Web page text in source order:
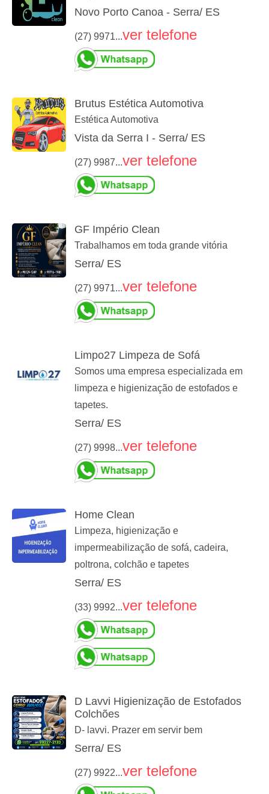
Novo Porto Canoa - Serra/ ES
(27) 9971...ver telefone
Brutus Estética Automotiva
Estética Automotiva
Vista da Serra I - Serra/ ES
(27) 9987...ver telefone
GF Império Clean
Trabalhamos em toda grande vitória
Serra/ ES
(27) 9971...ver telefone
Limpo27 Limpeza de Sofá
Somos uma empresa especializada em
limpeza e higienização de estofados e
tapetes.
Serra/ ES
(27) 9998...ver telefone
Home Clean
Limpeza, higienização e
impermeabilização de sofá, cadeira,
poltrona, colchão e tapetes
Serra/ ES
(33) 9992...ver telefone
D Lavvi Higienização de Estofados
Colchões
D- lavvi. Prazer em servir bem
Serra/ ES
(27) 9922...ver telefone